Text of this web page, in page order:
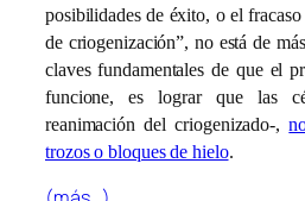
posibilidades de éxito, o el
de criogenización”, no está de
claves fundamentales de que el
funcione, es lograr que las
reanimación del criogenizado-,
trozos o bloques de hielo.